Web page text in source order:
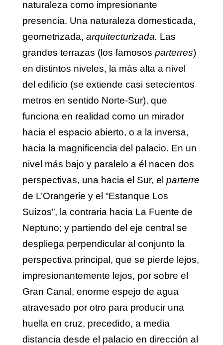
naturaleza como impresionante
presencia. Una naturaleza domesticada,
geometrizada, arquitecturizada. Las
grandes terrazas (los famosos parterres)
en distintos niveles, la más alta a nivel
del edificio (se extiende casi setecientos
metros en sentido Norte-Sur), que
funciona en realidad como un mirador
hacia el espacio abierto, o a la inversa,
hacia la magnificencia del palacio. En un
nivel más bajo y paralelo a él nacen dos
perspectivas, una hacia el Sur, el parterre
de L’Orangerie y el “Estanque Los
Suizos”, la contraria hacia La Fuente de
Neptuno; y partiendo del eje central se
despliega perpendicular al conjunto la
perspectiva principal, que se pierde lejos,
impresionantemente lejos, por sobre el
Gran Canal, enorme espejo de agua
atravesado por otro para producir una
huella en cruz, precedido, a media
distancia desde el palacio en dirección al